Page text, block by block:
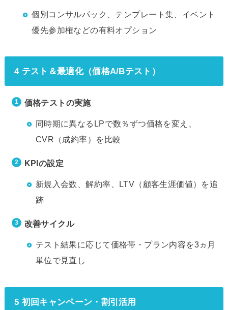
個別コンサルパック、テンプレート集、イベント
優先参加権などの有料オプション
4 テスト＆最適化（価格A/Bテスト）
価格テストの実施
同時期に異なるLPで数％ずつ価格を変え、
CVR（成約率）を比較
KPIの設定
新規入会数、解約率、LTV（顧客生涯価値）を追
跡
改善サイクル
テスト結果に応じて価格帯・プラン内容を3ヵ月
単位で見直し
5 初回キャンペーン・割引活用